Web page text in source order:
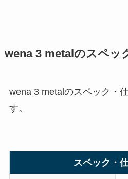
wena 3 metalのスペッ
wena 3 metalのスペック・
す。
スペック・